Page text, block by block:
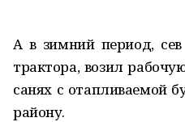
А в зимний период, сев
трактора, возил
санях с отапливаемой
району.